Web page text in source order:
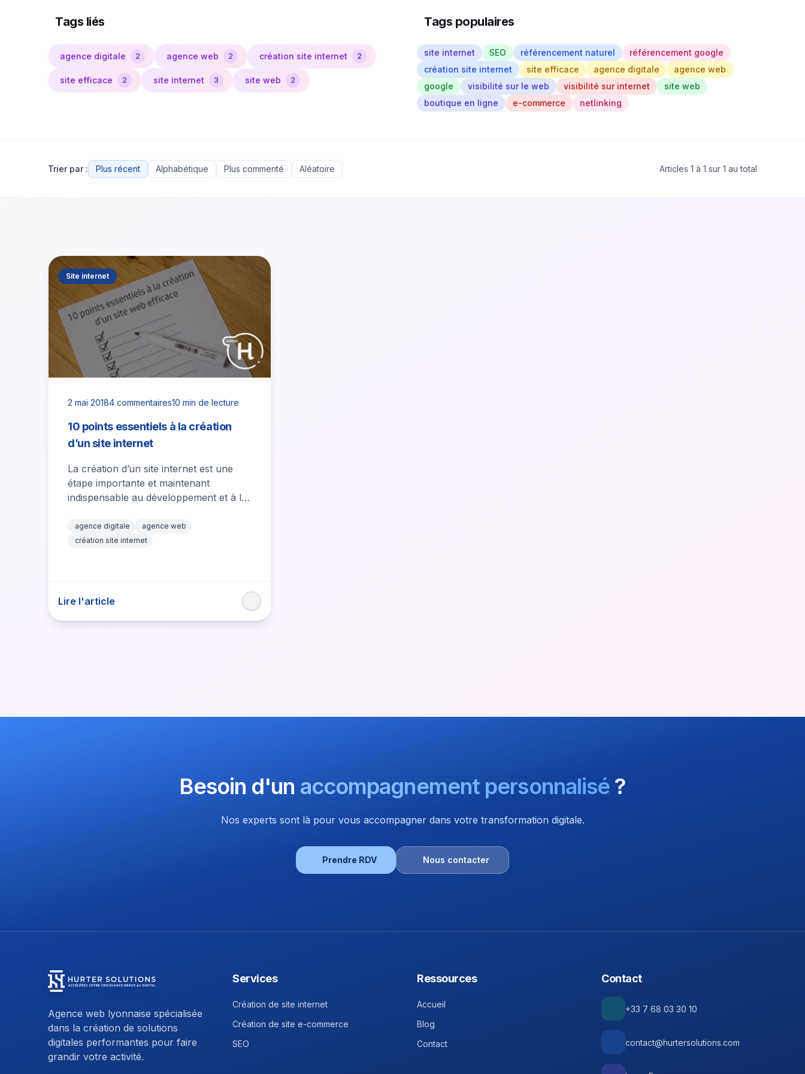
Tags liés
agence digitale 2 agence web 2 création site internet 2
site efficace 2 site internet 3 site web 2
Tags populaires
site internet SEO référencement naturel
référencement google
création site internet
site efficace agence digitale
agence web
google
visibilité sur le web visibilité sur internet
site web
boutique en ligne
e-commerce netlinking
Trier par : Plus récent Alphabétique Plus commenté Aléatoire Articles 1 à 1 sur 1 au total
Site internet
2 mai 20184 commentaires10 min de lecture
10 points essentiels à la création
d’un site internet
La création d’un site internet est une
étape importante et maintenant
indispensable au développement et à la
Cependant, la concurrence est…
agence digitale
agence web
création site internet
Lire l'article
Besoin d'un accompagnement personnalisé ?
Nos experts sont là pour vous accompagner dans votre transformation digitale.
Prendre RDV Nous contacter
Agence web lyonnaise spécialisée
dans la création de solutions
digitales performantes pour faire
grandir votre activité.
Services
Création de site internet
Création de site e-commerce
SEO
Ressources
Accueil
Blog
Contact
Contact
+33 7 68 03 30 10
contact@hurtersolutions.com